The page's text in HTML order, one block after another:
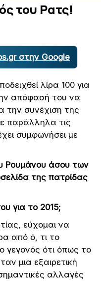
του Ρατς!
στην Google
λίρα 100 για
απόφασή του να
την συνέχιση της
παράλληλα τις
συμφωνήσει με
Ρουμάνου άσου των
της πατρίδας
για το 2015;
εύχομαι να
από ό, τι το
γεγονός ότι όπως το
μια εξαιρετική
αλλαγές